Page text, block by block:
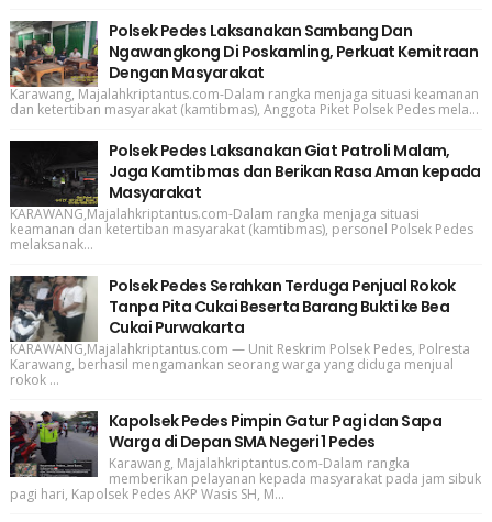
Polsek Pedes Laksanakan Sambang Dan
Ngawangkong Di Poskamling, Perkuat Kemitraan
Dengan Masyarakat
Karawang, Majalahkriptantus.com-Dalam rangka menjaga situasi keamanan
dan ketertiban masyarakat (kamtibmas), Anggota Piket Polsek Pedes mela...
Polsek Pedes Laksanakan Giat Patroli Malam,
Jaga Kamtibmas dan Berikan Rasa Aman kepada
Masyarakat
KARAWANG,Majalahkriptantus.com-Dalam rangka menjaga situasi
keamanan dan ketertiban masyarakat (kamtibmas), personel Polsek Pedes
melaksanak...
Polsek Pedes Serahkan Terduga Penjual Rokok
Tanpa Pita Cukai Beserta Barang Bukti ke Bea
Cukai Purwakarta
KARAWANG,Majalahkriptantus.com — Unit Reskrim Polsek Pedes, Polresta
Karawang, berhasil mengamankan seorang warga yang diduga menjual
rokok ...
Kapolsek Pedes Pimpin Gatur Pagi dan Sapa
Warga di Depan SMA Negeri 1 Pedes
Karawang, Majalahkriptantus.com-Dalam rangka
memberikan pelayanan kepada masyarakat pada jam sibuk
pagi hari, Kapolsek Pedes AKP Wasis SH, M...